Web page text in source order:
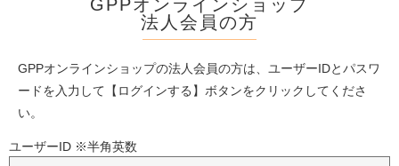
GPPオンラインショップ
法人会員の方
GPPオンラインショップの法人会員の方は、ユーザーIDとパスワ
ードを入力して【ログインする】ボタンをクリックしてくださ
い。
ユーザーID ※半角英数